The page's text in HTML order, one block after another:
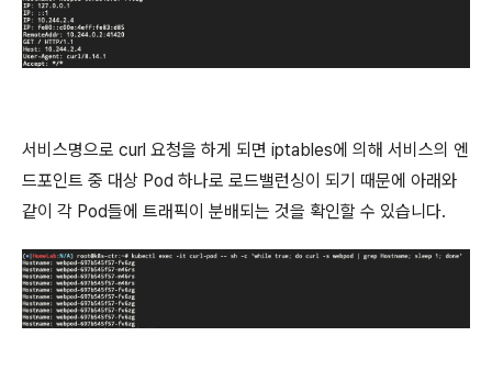
서비스명으로 curl 요청을 하게 되면 iptables에 의해 서비스의 엔
드포인트 중 대상 Pod 하나로 로드밸런싱이 되기 때문에 아래와
같이 각 Pod들에 트래픽이 분배되는 것을 확인할 수 있습니다.